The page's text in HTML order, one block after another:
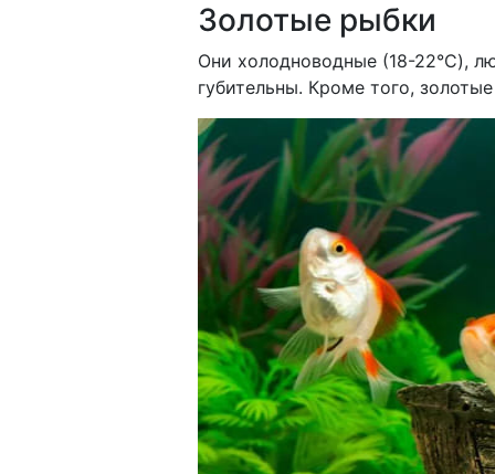
Золотые рыбки
Они холодноводные (18-22°C),
губительны. Кроме того,